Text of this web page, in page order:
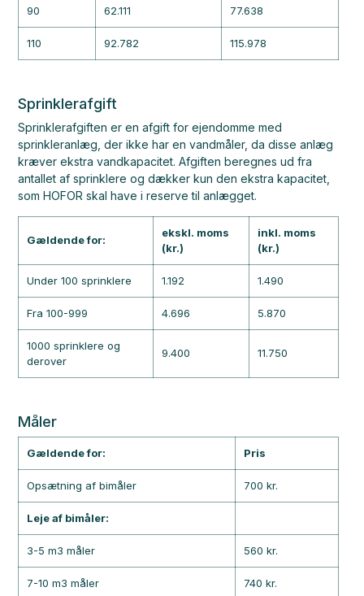
90 62.111 77.638
110 92.782 115.978
Sprinklerafgift
Sprinklerafgiften er en afgift for ejendomme med
sprinkleranlæg, der ikke har en vandmåler, da disse anlæg
kræver ekstra vandkapacitet. Afgiften beregnes ud fra
antallet af sprinklere og dækker kun den ekstra kapacitet,
som HOFOR skal have i reserve til anlægget.
Gældende for:
ekskl. moms
(kr.)
inkl. moms
(kr.)
Under 100 sprinklere 1.192 1.490
Fra 100-999 4.696 5.870
1000 sprinklere og
derover
9.400 11.750
Måler
Gældende for: Pris
Opsætning af bimåler 700 kr.
Leje af bimåler:
3-5 m3 måler 560 kr.
7-10 m3 måler 740 kr.